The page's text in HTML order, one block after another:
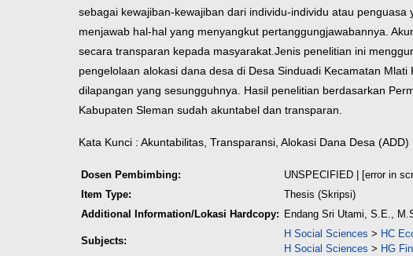
sebagai kewajiban-kewajiban dari individu-individu atau
menjawab hal-hal yang menyangkut pertanggungjawabannya.
secara transparan kepada masyarakat. Jenis penelitian ini
pengelolaan alokasi dana desa di Desa Sinduadi Kecamatan
dilapangan yang sesungguhnya. Hasil penelitian berdasarkan
Kabupaten Sleman sudah akuntabel dan transparan.
Kata Kunci : Akuntabilitas, Transparansi, Alokasi Dana Desa (ADD)
Dosen Pembimbing:
UNSPECIFIED | [error in
Item Type:
Thesis (Skripsi)
Additional Information/Lokasi Hardcopy: Endang Sri Utami, S.E.,
Subjects:
H Social Sciences > HC
H Social Sciences > HG